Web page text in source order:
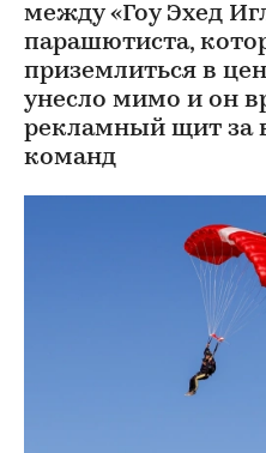
между «Гоу Эхед
парашютиста,
приземлиться в
унесло мимо и он
рекламный щит за
команд